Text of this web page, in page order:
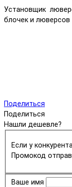
Установщик
блочек и люверсов
Поделиться
Поделиться
Нашли дешевле?
Если у
Промокод
Ваше имя